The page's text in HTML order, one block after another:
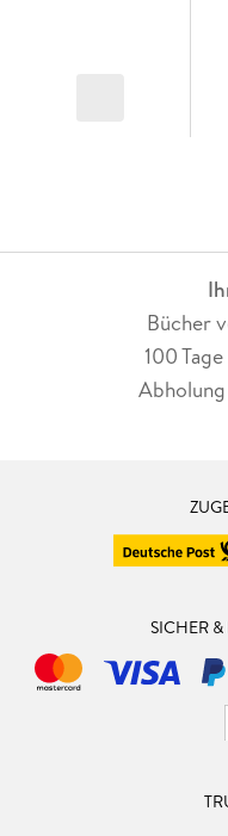
Bücher
100
SICHER